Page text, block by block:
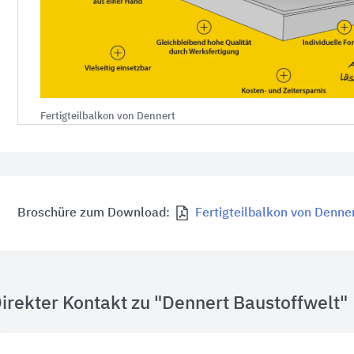
Fertigteilbalkon von Dennert
Broschüre zum Download: Fertigteilbalkon von
Kontakt zu "Dennert Baustoffwelt"